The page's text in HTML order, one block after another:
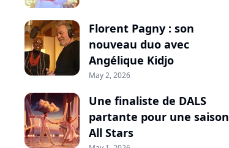
Florent Pagny : son
nouveau duo avec
Angélique Kidjo
May 2, 2026
Une finaliste de DALS
partante pour une saison
All Stars